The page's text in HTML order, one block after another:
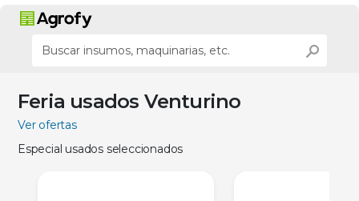
Feria usados Venturino
Ver ofertas
Especial usados seleccionados